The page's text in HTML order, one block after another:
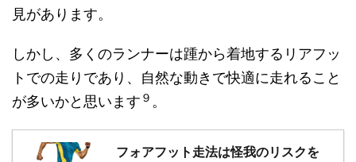
見があります。
しかし、多くのランナーは踵から着地するリアフッ
トでの走りであり、自然な動きで快適に走れること
が多いかと思います ９ 。
フォアフット走法は怪我のリスクを